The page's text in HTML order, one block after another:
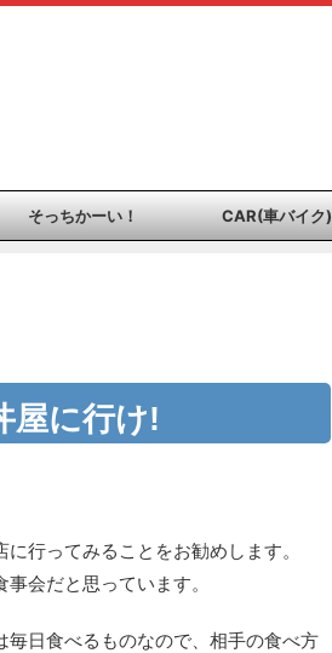
そっちかーい！ CAR(車バイク)
屋に行け!
行ってみることをお勧めします。
会だと思っています。
日食べるものなので、相手の食べ方